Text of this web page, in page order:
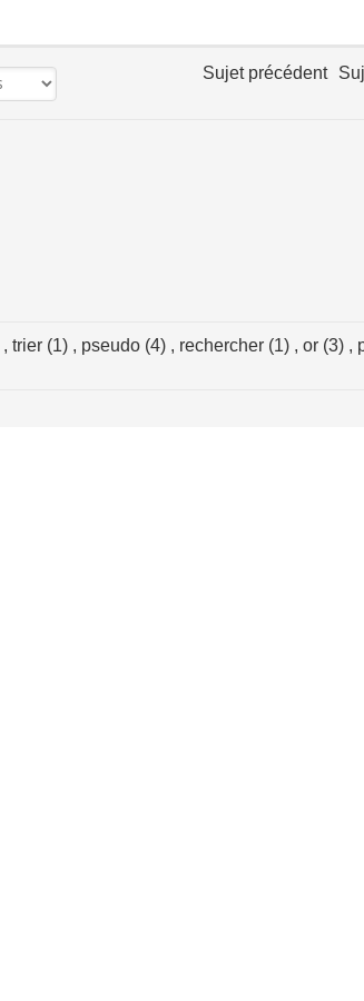
Sujet précédent
, trier (1) , pseudo (4) , rechercher (1) , or (3) ,